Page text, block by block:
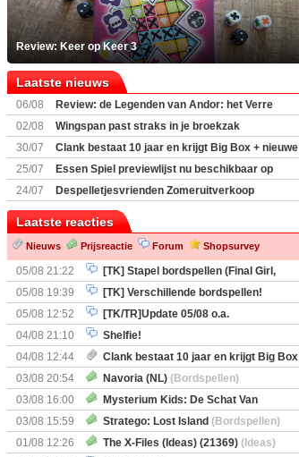
Review: Keer op Keer 3
Laatste nieuws
06/08
Review: de Legenden van Andor: het Verre
Land
02/08
Wingspan past straks in je broekzak
30/07
Clank bestaat 10 jaar en krijgt Big Box + nieuwe
uitbreiding
25/07
Essen Spiel previewlijst nu beschikbaar op
Boardgamegeek
24/07
Despelletjesvrienden Zomeruitverkoop
Laatste reacties
Nieuws Prijsreactie Forum Shopsurvey
05/08 21:22
[TK] Stapel bordspellen (Final Girl,
Nemesis Retaliation, Zombicide Invader)
05/08 19:39
[TK] Verschillende bordspellen!
05/08 12:52
[TK/TR]Update 05/08 o.a.
Prijsverlagingen, Imperium Horizons, 20 Strong
04/08 21:10
Shelfie!
04/08 12:44
Clank bestaat 10 jaar en krijgt Big Box
+ nieuwe uitbreiding
03/08 20:54 Navoria (NL) (Bordspellen)
03/08 16:00
Mysterium Kids: De Schat Van
Kapitein Boe
(Bordspellen)
03/08 15:59 Stratego: Lost Island (Bordspellen)
01/08 12:26
The X-Files (Ideas) (21369) (Ideas)